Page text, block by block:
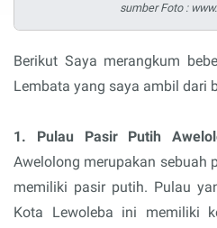
sumber Foto :
Berikut Saya merangkum
Lembata yang saya ambil dari
1. Pulau Pasir Putih
Awelolong merupakan sebuah
memiliki pasir putih. Pulau
Kota Lewoleba ini memiliki